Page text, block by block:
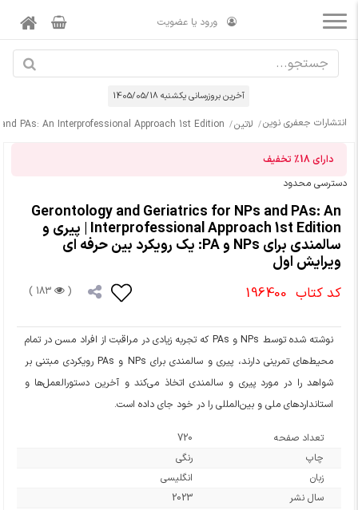
ورود یا عضویت
آخرین بروزرسانی يكشنبه 1405/05/18
انتشارات جعفری نوین لاتین PAs: An Interprofessional Approach 1st Edition
دارای18% تخفیف
دسترسی محدود
Gerontology and Geriatrics for NPs and PAs: An
Interprofessional Approach 1st Edition | پیری و
سالمندی برای NPs و PA: یک رویکرد بین حرفه ای
ویرایش اول
کد کتاب 196400
(
183 )
نوشته شده توسط NPs و PAs که تجربه زیادی در مراقبت از افراد مسن در تمام
محیط‌های تمرینی دارند، پیری و سالمندی برای NPs و PAs رویکردی مبتنی بر
شواهد را در مورد پیری و سالمندی اتخاذ می‌کند و آخرین دستورالعمل‌ها و
استانداردهای ملی و بین‌المللی را در خود جای داده است.
تعداد صفحه
720
چاپ
رنگی
زبان
انگلیسی
سال نشر
2023